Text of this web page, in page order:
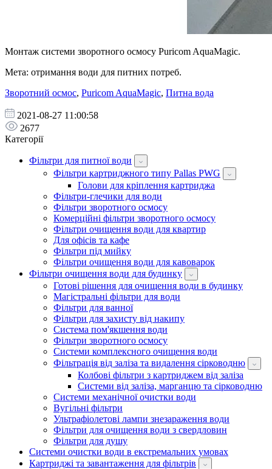
Монтаж системи зворотного осмосу Puricom AquaMagic.
Мета: отримання води для питних потреб.
Зворотний осмос, Puricom AquaMagic, Питна вода
2021-08-27 11:00:58
2677
Категорії
Фільтри для питної води
Фільтри картриджного типу Pallas PWG
Голови для кріплення картриджа
Фільтри-глечики для води
Фільтри зворотного осмосу
Комерційні фільтри зворотного осмосу
Фільтри очищення води для квартир
Для офісів та кафе
Фільтри під мийку
Фільтри очищення води для кавоварок
Фільтри очищення води для будинку
Готові рішення для очищення води в будинку
Магістральні фільтри для води
Фільтри для ванної
Фільтри для захисту від накипу
Система пом'якшення води
Фільтри зворотного осмосу
Системи комплексного очищення води
Фільтрація від заліза та видалення сірководню
Колбові фільтри з картриджем від заліза
Системи від заліза, марганцю та сірководню
Системи механічної очистки води
Вугільні фільтри
Ультрафіолетові лампи знезараження води
Фільтри для очищення води з свердловин
Фільтри для душу
Системи очистки води в екстремальних умовах
Картриджі та завантаження для фільтрів